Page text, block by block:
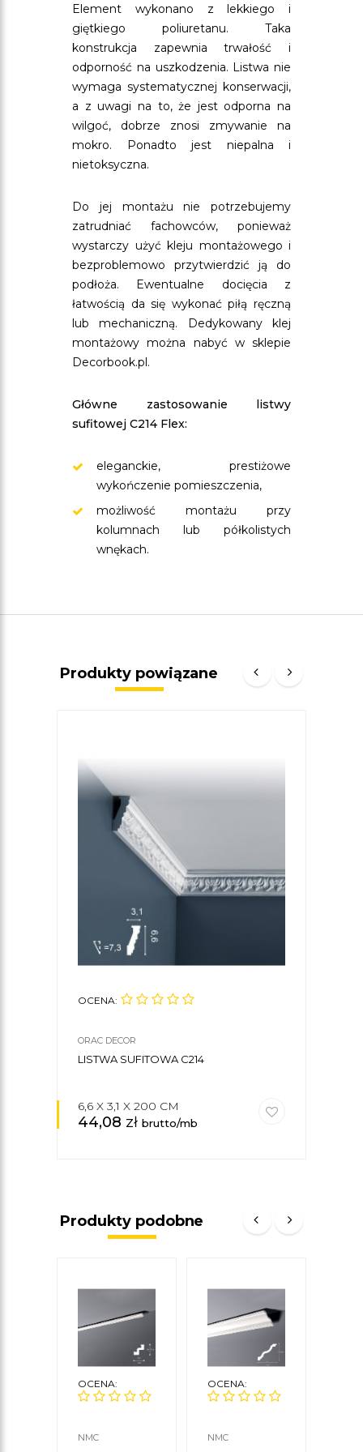
Element wykonano z lekkiego i
giętkiego poliuretanu. Taka
konstrukcja zapewnia trwałość i
odporność na uszkodzenia. Listwa nie
wymaga systematycznej konserwacji,
a z uwagi na to, że jest odporna na
wilgoć, dobrze znosi zmywanie na
mokro. Ponadto jest niepalna i
nietoksyczna.
Do jej montażu nie potrzebujemy
zatrudniać fachowców, ponieważ
wystarczy użyć kleju montażowego i
bezproblemowo przytwierdzić ją do
podłoża. Ewentualne docięcia z
łatwością da się wykonać piłą ręczną
lub mechaniczną. Dedykowany klej
montażowy można nabyć w sklepie
Decorbook.pl.
Główne zastosowanie listwy
sufitowej C214 Flex:
eleganckie, prestiżowe
wykończenie pomieszczenia,
możliwość montażu przy
kolumnach lub półkolistych
wnękach.
Produkty powiązane
OCENA:
ORAC DECOR
LISTWA SUFITOWA C214
6,6 X 3,1 X 200 CM
44,08 zł brutto/mb
Produkty podobne
OCENA:
NMC
OCENA:
NMC